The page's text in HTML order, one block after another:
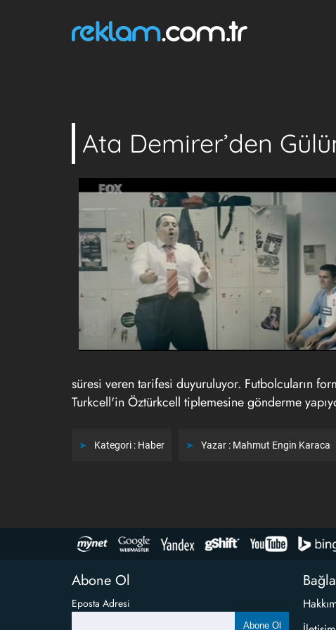
Ata Demirer’den
süresi veren tarifesi duyuruluyor. Futbolcuların
Turkcell'in Öztürkcell tiplemesine gönderme
Kategori : Haber Yazar : Mahmut Engin Karaca
Abone Ol
Eposta Adresi
Abone Ol